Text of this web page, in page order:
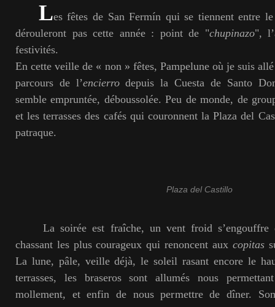
Les fêtes de San Fermín qui se tiennent entre
dérouleront pas cette année : point de "chupinazo",
festivités.
En cette veille de « non » fêtes, Pampelune où je suis
parcours de l’encierrodepuis la Cuesta de Santo
semble empruntée, déboussolée. Peu de monde, de
et les terrasses des cafés qui couronnent la Plaza del
patraque.
Plaza del Castillo
La soirée est fraîche, un vent froid s’engouffre
chassant les plus courageux qui renoncent aux copitas
La lune, pâle, veille déjà, le soleil rasant encore le
terrasses, les braseros sont allumés nous
mollement, et enfin de nous permettre de dîner.